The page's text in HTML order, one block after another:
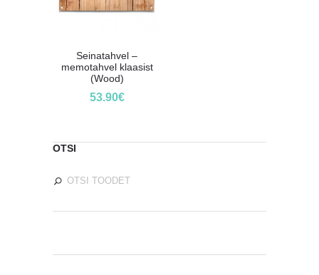
Seinatahvel –
memotahvel klaasist
(Wood)
53.90€
OTSI